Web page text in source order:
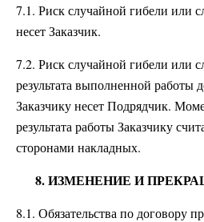
7.1. Риск случайной гибели или
несет Заказчик.
7.2. Риск случайной гибели или
результата выполненной работы
Заказчику несет Подрядчик.
результата работы Заказчику
сторонами накладных.
8. ИЗМЕНЕНИЕ И
8.1. Обязательства по договору